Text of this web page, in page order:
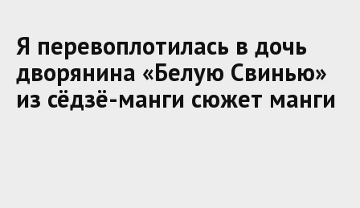
Я перевоплотилась в дочь
дворянина «Белую Свинью»
из сёдзё-манги сюжет манги